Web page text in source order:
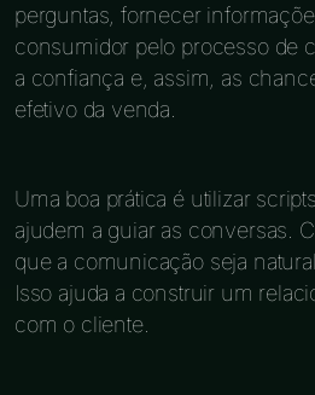
perguntas, fornecer
consumidor pelo processo de
a confiança e, assim, as
efetivo da venda.
Uma boa prática é utilizar
ajudem a guiar as conversas.
que a comunicação seja
Isso ajuda a construir um
com o cliente.